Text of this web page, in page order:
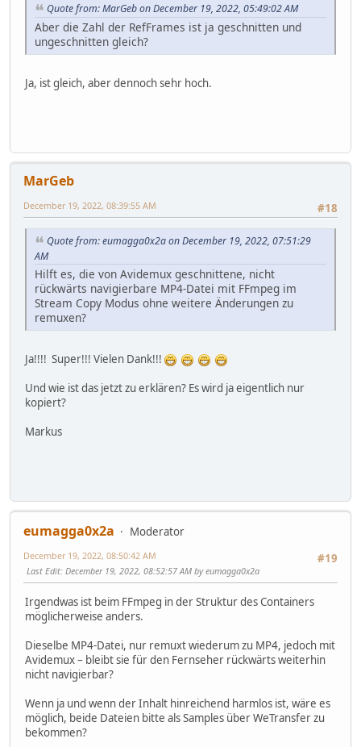
Quote from: MarGeb on December 19, 2022, 05:49:02 AM
Aber die Zahl der RefFrames ist ja geschnitten und
ungeschnitten gleich?
Ja, ist gleich, aber dennoch sehr hoch.
MarGeb
#18
December 19, 2022, 08:39:55 AM
Quote from: eumagga0x2a on December 19, 2022, 07:51:29
AM
Hilft es, die von Avidemux geschnittene, nicht
rückwärts navigierbare MP4-Datei mit FFmpeg im
Stream Copy Modus ohne weitere Änderungen zu
remuxen?
Ja!!!! Super!!! Vielen Dank!!!
Und wie ist das jetzt zu erklären? Es wird ja eigentlich nur
kopiert?
Markus
eumagga0x2a
Moderator
#19
December 19, 2022, 08:50:42 AM
Last Edit: December 19, 2022, 08:52:57 AM by eumagga0x2a
Irgendwas ist beim FFmpeg in der Struktur des Containers
möglicherweise anders.
Dieselbe MP4-Datei, nur remuxt wiederum zu MP4, jedoch mit
Avidemux – bleibt sie für den Fernseher rückwärts weiterhin
nicht navigierbar?
Wenn ja und wenn der Inhalt hinreichend harmlos ist, wäre es
möglich, beide Dateien bitte als Samples über WeTransfer zu
bekommen?